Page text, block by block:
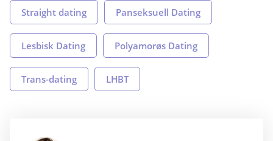
Straight dating Panseksuell Dating
Lesbisk Dating Polyamorøs Dating
Trans-dating LHBT